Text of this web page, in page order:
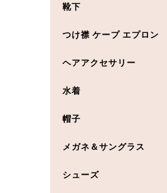
靴下
つけ襟 ケープ エプロン
ヘアアクセサリー
水着
帽子
メガネ＆サングラス
シューズ